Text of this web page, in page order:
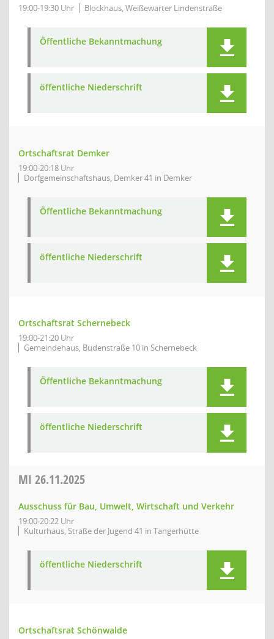
19:00-19:30 Uhr Blockhaus, Weißewarter Lindenstraße
Öffentliche Bekanntmachung
öffentliche Niederschrift
Ortschaftsrat Demker
19:00-20:18 Uhr
Dorfgemeinschaftshaus, Demker 41 in Demker
Öffentliche Bekanntmachung
öffentliche Niederschrift
Ortschaftsrat Schernebeck
19:00-21:20 Uhr
Gemeindehaus, Budenstraße 10 in Schernebeck
Öffentliche Bekanntmachung
öffentliche Niederschrift
MI 26.11.2025
Ausschuss für Bau, Umwelt, Wirtschaft und Verkehr
19:00-20:22 Uhr
Kulturhaus, Straße der Jugend 41 in Tangerhütte
öffentliche Niederschrift
Ortschaftsrat Schönwalde